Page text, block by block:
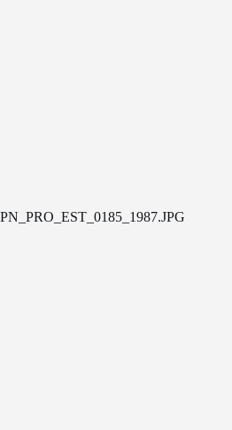
PN_PRO_EST_0185_1987.JPG